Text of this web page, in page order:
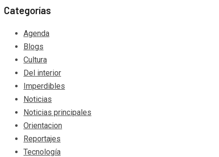
Categorías
Agenda
Blogs
Cultura
Del interior
Imperdibles
Noticias
Noticias principales
Orientacion
Reportajes
Tecnología